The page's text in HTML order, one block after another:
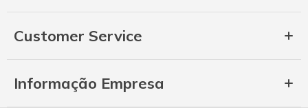
Customer Service
Informação Empresa